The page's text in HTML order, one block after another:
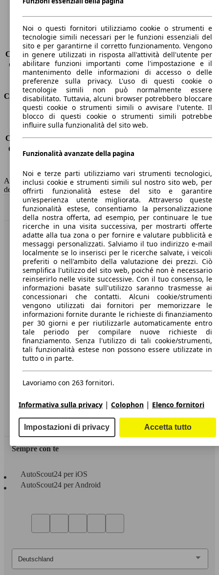
Sedili
5
Carico sul tetto
-
Capacità di traino (senza freni) -
Capacità di traino (con freni)
1290 kg
Volume del bagagliaio
530 - 1780 l
Consumi
Emissioni di CO2*
110 g/km (komb.)
Consumo (urbano)
5.7 l/100km
Consumo (extra-urbano) 4.3 l/100km
Consumo (combinato)*
4.8 l/100km
Capacità del serbatoio
62 l
AutoScout24 non si assume alcuna responsabilità per la correttezza
dei dati.
Torna su
Benvenuti su AutoScout24, il mercato auto europeo.
Società
A proposito di AutoScout24
Stampa
Media
Condizioni generali
Informazioni
Privacy
Dichiarazione di Accessibilità
Servizi
Area rivenditori
Sempre con te
AutoScout24 per iOS
AutoScout24 per Android
Noi o questi fornitori utilizziamo cookie o strumenti e
tecnologie simili necessari per le funzioni essenziali del
sito e per garantirne il corretto funzionamento. Vengono
in genere utilizzati in risposta all'attività dell'utente per
abilitare funzioni importanti come l'impostazione e il
mantenimento delle informazioni di accesso o delle
preferenze sulla privacy. L'uso di questi cookie o
tecnologie simili non può normalmente essere
disabilitato. Tuttavia, alcuni browser potrebbero bloccare
questi cookie o strumenti simili o avvisare l'utente. Il
blocco di questi cookie o strumenti simili potrebbe
influire sulla funzionalità del sito web.
Funzionalità avanzate della pagina
Noi e terze parti utilizziamo vari strumenti tecnologici,
inclusi cookie e strumenti simili sul nostro sito web, per
offrirti funzionalità estese del sito e garantire
un'esperienza utente migliorata. Attraverso queste
funzionalità estese, consentiamo la personalizzazione
della nostra offerta, ad esempio, per continuare le tue
ricerche in una visita successiva, per mostrarti offerte
adatte alla tua zona o per fornire e valutare pubblicità e
messaggi personalizzati. Salviamo il tuo indirizzo e-mail
localmente se lo inserisci per le ricerche salvate, i veicoli
preferiti o nell'ambito della valutazione dei prezzi. Ciò
semplifica l'utilizzo del sito web, poiché non è necessario
reinserirlo nelle visite successive. Con il tuo consenso, le
informazioni basate sull'utilizzo saranno trasmesse ai
concessionari che contatti. Alcuni cookie/strumenti
vengono utilizzati dai fornitori per memorizzare le
informazioni fornite durante le richieste di finanziamento
per 30 giorni e per riutilizzarle automaticamente entro
tale periodo per compilare nuove richieste di
finanziamento. Senza l'utilizzo di tali cookie/strumenti,
tali funzionalità estese non possono essere utilizzate in
tutto o in parte.
Lavoriamo con 263 fornitori.
Informativa sulla privacy | Colophon | Elenco fornitori
Impostazioni di privacy Accetta tutto